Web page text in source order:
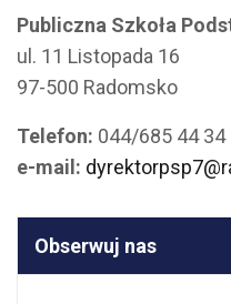
Publiczna Szkoła
ul. 11 Listopada 16
97-500 Radomsko
Telefon: 044/685 44 34
e-mail:
Obserwuj nas